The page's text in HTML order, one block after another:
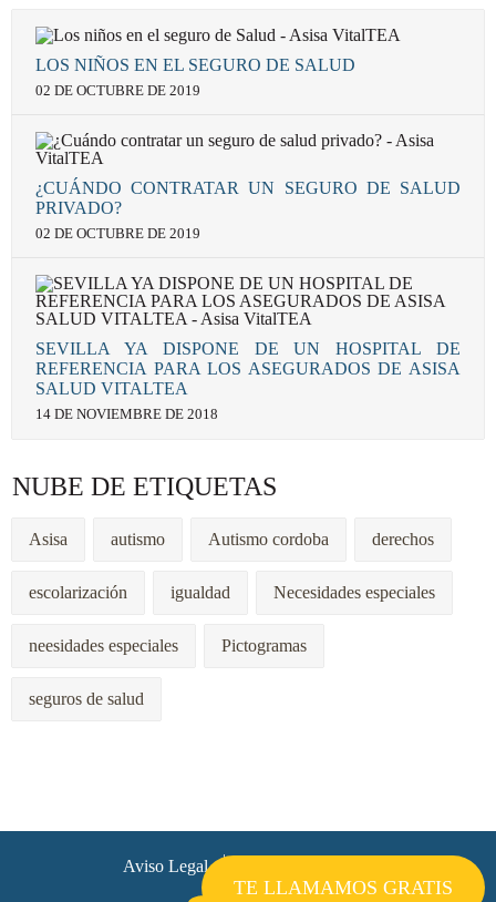
LOS NIÑOS EN EL SEGURO DE SALUD
02 DE OCTUBRE DE 2019
¿CUÁNDO CONTRATAR UN SEGURO DE SALUD
PRIVADO?
02 DE OCTUBRE DE 2019
SEVILLA YA DISPONE DE UN HOSPITAL DE
REFERENCIA PARA LOS ASEGURADOS DE ASISA
SALUD VITALTEA
14 DE NOVIEMBRE DE 2018
NUBE DE ETIQUETAS
Asisa autismo Autismo cordoba derechos
escolarización igualdad Necesidades especiales
neesidades especiales Pictogramas
seguros de salud
TE LLAMAMOS GRATIS
Aviso Legal